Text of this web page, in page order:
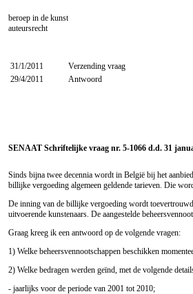
beroep in de kunst
auteursrecht
31/1/2011
Verzending vraag
29/4/2011
Antwoord
SENAAT Schriftelijke vraag nr. 5-1066 d.d. 31
Sinds bijna twee decennia wordt in België bij het
billijke vergoeding algemeen geldende tarieven. Die
De inning van de billijke vergoeding wordt
uitvoerende kunstenaars. De aangestelde
Graag kreeg ik een antwoord op de volgende vragen:
1) Welke beheersvennootschappen beschikken
2) Welke bedragen werden geïnd, met de volgende
- jaarlijks voor de periode van 2001 tot 2010;